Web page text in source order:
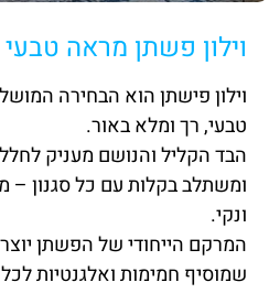
וילון פשתן מראה טבעי
וילון פישתן הוא הבחירה
טבעי, רך ומלא באור.
הבד הקליל והנושם מעניק לחלל
ומשתלב בקלות עם כל סגנון –
ונקי.
המרקם הייחודי של הפשתן יוצר
שמוסיף חמימות ואלגנטיות לכל